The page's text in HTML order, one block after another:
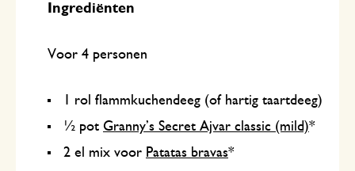
Ingrediënten
Voor 4 personen
1 rol flammkuchendeeg (of hartig taartdeeg)
½ pot Granny’s Secret Ajvar classic (mild)*
2 el mix voor Patatas bravas*